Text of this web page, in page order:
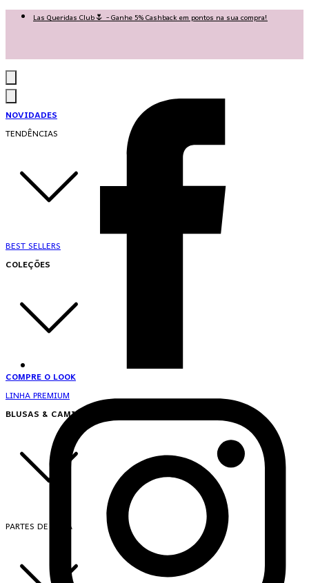
Las Queridas Club🌷 - Ganhe 5% Cashback em pontos na sua compra!
NOVIDADES
TENDÊNCIAS
BEST SELLERS
COLEÇÕES
COMPRE O LOOK
LINHA PREMIUM
BLUSAS & CAMISAS
PARTES DE CIMA